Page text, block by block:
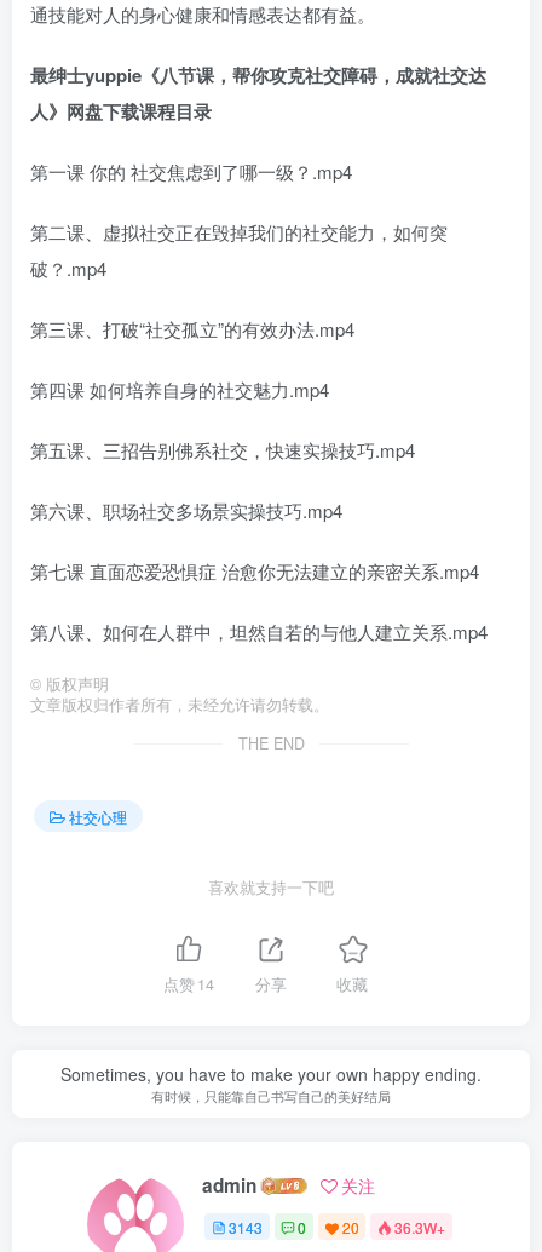
通技能对人的身心健康和情感表达都有益。
最绅士yuppie《八节课，帮你攻克社交障碍，成就社交达
人》网盘下载课程目录
第一课 你的 社交焦虑到了哪一级？.mp4
第二课、虚拟社交正在毁掉我们的社交能力，如何突
破？.mp4
第三课、打破“社交孤立”的有效办法.mp4
第四课 如何培养自身的社交魅力.mp4
第五课、三招告别佛系社交，快速实操技巧.mp4
第六课、职场社交多场景实操技巧.mp4
第七课 直面恋爱恐惧症 治愈你无法建立的亲密关系.mp4
第八课、如何在人群中，坦然自若的与他人建立关系.mp4
© 版权声明
文章版权归作者所有，未经允许请勿转载。
THE END
社交心理
喜欢就支持一下吧
点赞14 分享 收藏
Sometimes, you have to make your own happy ending.
有时候，只能靠自己书写自己的美好结局
admin 关注
3143 0 20 36.3W+